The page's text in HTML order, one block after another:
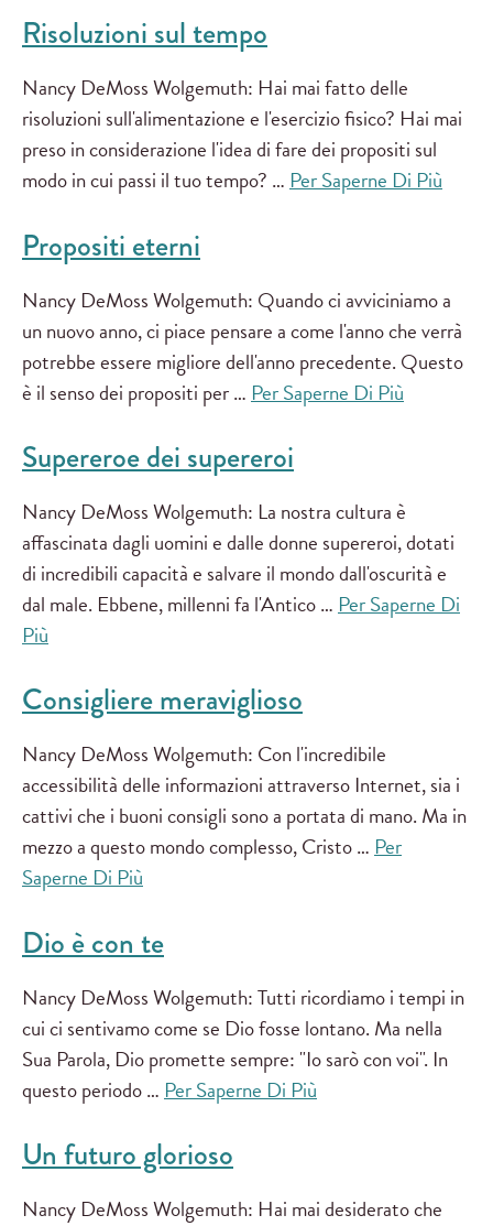
Risoluzioni sul tempo
Nancy DeMoss Wolgemuth: Hai mai fatto delle
risoluzioni sull'alimentazione e l'esercizio fisico? Hai mai
preso in considerazione l'idea di fare dei propositi sul
modo in cui passi il tuo tempo? …Per Saperne Di Più
Propositi eterni
Nancy DeMoss Wolgemuth: Quando ci avviciniamo a
un nuovo anno, ci piace pensare a come l'anno che verrà
potrebbe essere migliore dell'anno precedente. Questo
è il senso dei propositi per … Per Saperne Di Più
Supereroe dei supereroi
Nancy DeMoss Wolgemuth: La nostra cultura è
affascinata dagli uomini e dalle donne supereroi, dotati
di incredibili capacità e salvare il mondo dall'oscurità e
dal male. Ebbene, millenni fa l'Antico …Per Saperne Di
Più
Consigliere meraviglioso
Nancy DeMoss Wolgemuth: Con l'incredibile
accessibilità delle informazioni attraverso Internet, sia i
cattivi che i buoni consigli sono a portata di mano. Ma in
mezzo a questo mondo complesso, Cristo …Per
Saperne Di Più
Dio è con te
Nancy DeMoss Wolgemuth: Tutti ricordiamo i tempi in
cui ci sentivamo come se Dio fosse lontano. Ma nella
Sua Parola, Dio promette sempre: "Io sarò con voi". In
questo periodo …Per Saperne Di Più
Un futuro glorioso
Nancy DeMoss Wolgemuth: Hai mai desiderato che